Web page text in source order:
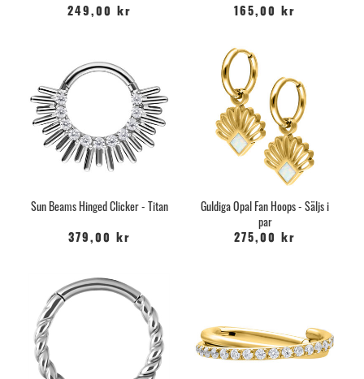
249,00 kr 165,00 kr
Sun Beams Hinged Clicker - Titan
379,00 kr
Guldiga Opal Fan Hoops - Säljs i
par
275,00 kr